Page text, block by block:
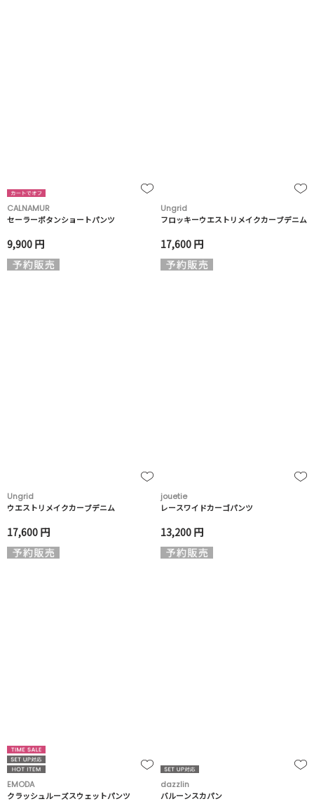
CALNAMUR
セーラーボタンショートパンツ
9,900 円
Ungrid
フロッキーウエストリメイクカーブデニム
17,600 円
Ungrid
ウエストリメイクカーブデニム
17,600 円
jouetie
レースワイドカーゴパンツ
13,200 円
EMODA
クラッシュルーズスウェットパンツ
dazzlin
バルーンスカパン